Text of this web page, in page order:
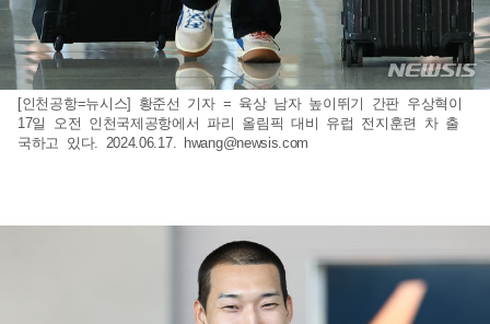
[인천공항=뉴시스] 황준선 기자 = 육상 남자 높이뛰기 간판 우상혁이
17일 오전 인천국제공항에서 파리 올림픽 대비 유럽 전지훈련 차 출
국하고 있다. 2024.06.17.
hwang@newsis.com